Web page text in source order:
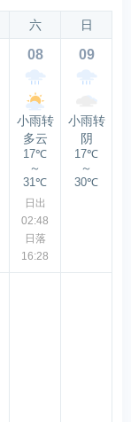
六 日
08
小雨转
多云
17℃
～
31℃
日出
02:48
日落
16:28
09
小雨转
阴
17℃
～
30℃